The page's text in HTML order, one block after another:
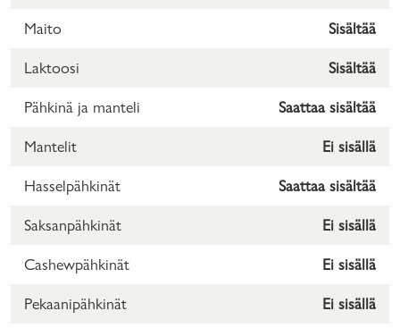
Maito Sisältää
Laktoosi Sisältää
Pähkinä ja manteli Saattaa sisältää
Mantelit Ei sisällä
Hasselpähkinät Saattaa sisältää
Saksanpähkinät Ei sisällä
Cashewpähkinät Ei sisällä
Pekaanipähkinät Ei sisällä